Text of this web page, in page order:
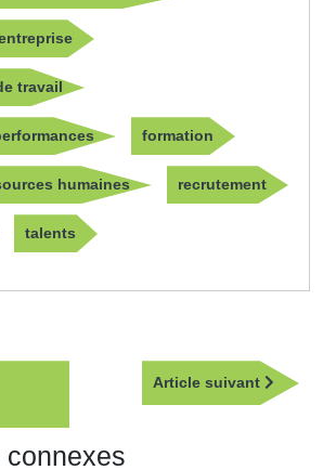
travail
formation
humaines recrutement
talents
Article suivant
Article